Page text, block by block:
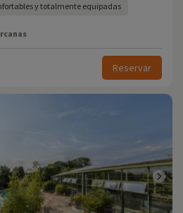
y totalmente equipadas
Reservar